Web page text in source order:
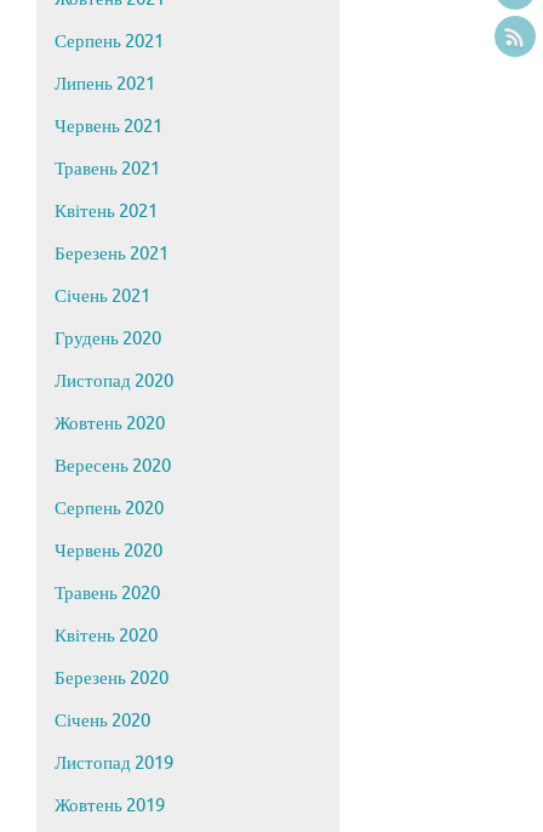
Серпень 2021
Липень 2021
Червень 2021
Травень 2021
Квітень 2021
Березень 2021
Січень 2021
Грудень 2020
Листопад 2020
Жовтень 2020
Вересень 2020
Серпень 2020
Червень 2020
Травень 2020
Квітень 2020
Березень 2020
Січень 2020
Листопад 2019
Жовтень 2019